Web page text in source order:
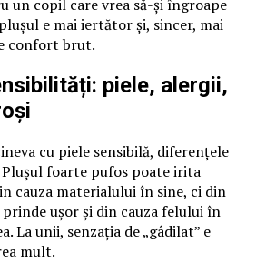
un copil care vrea să-și îngroape
e mai iertător și, sincer, mai
confort brut.
piele, alergii,
cu piele sensibilă, diferențele
foarte pufos poate irita
cauza materialului în sine, ci din
ușor și din cauza felului în
La unii, senzația de „gâdilat” e
mult.